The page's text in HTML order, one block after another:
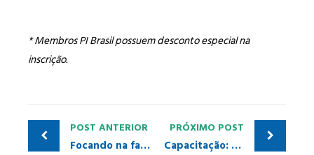
* Membros PI Brasil possuem desconto especial na
inscrição.
POST ANTERIOR
Focando na facilidade de uso: Integração de robôs
PRÓXIMO POST
Capacitação: PI Brasil e PITCs aplicam treinamentos